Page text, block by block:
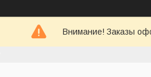
Внимание! Заказы